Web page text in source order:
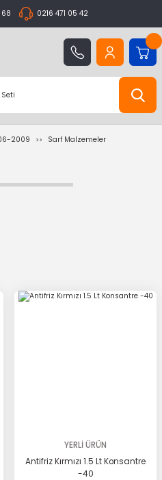
0216 471 05 42
2009 Sarf Malzemeler
YERLİ ÜRÜN
Antifriz Kırmızı 1.5 Lt Konsantre
-40